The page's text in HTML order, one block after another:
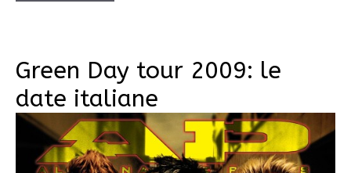
Green Day tour 2009: le
date italiane